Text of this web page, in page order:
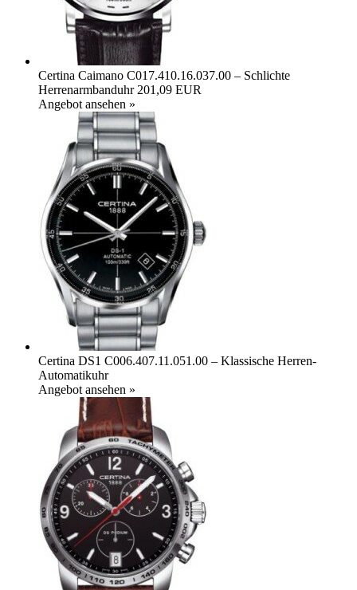
Certina Caimano C017.410.16.037.00 – Schlichte
Herrenarmbanduhr 201,09 EUR
Angebot ansehen »
Certina DS1 C006.407.11.051.00 – Klassische Herren-
Automatikuhr
Angebot ansehen »